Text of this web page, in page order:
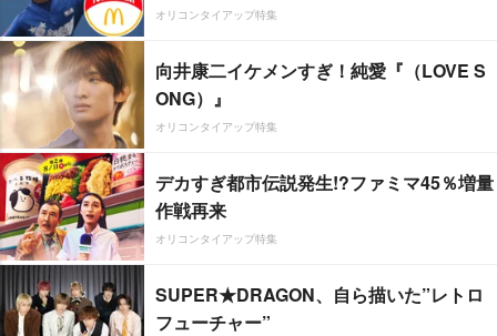
オリコンタイアップ特集
向井康二イケメンすぎ！純愛『（LOVE S
ONG）』
オリコンタイアップ特集
デカすぎ都市伝説発生!?ファミマ45％増量
作戦再来
オリコンタイアップ特集
SUPER★DRAGON、自ら描いた”レトロ
フューチャー”